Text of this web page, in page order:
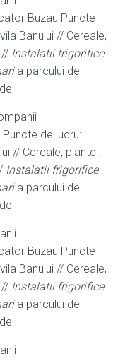
Buzau Puncte
Banului // Cereale,
Instalatii frigorifice
a parcului de
de lucru:
// Cereale, plante .
Instalatii frigorifice
a parcului de
Buzau Puncte
Banului // Cereale,
Instalatii frigorifice
a parcului de